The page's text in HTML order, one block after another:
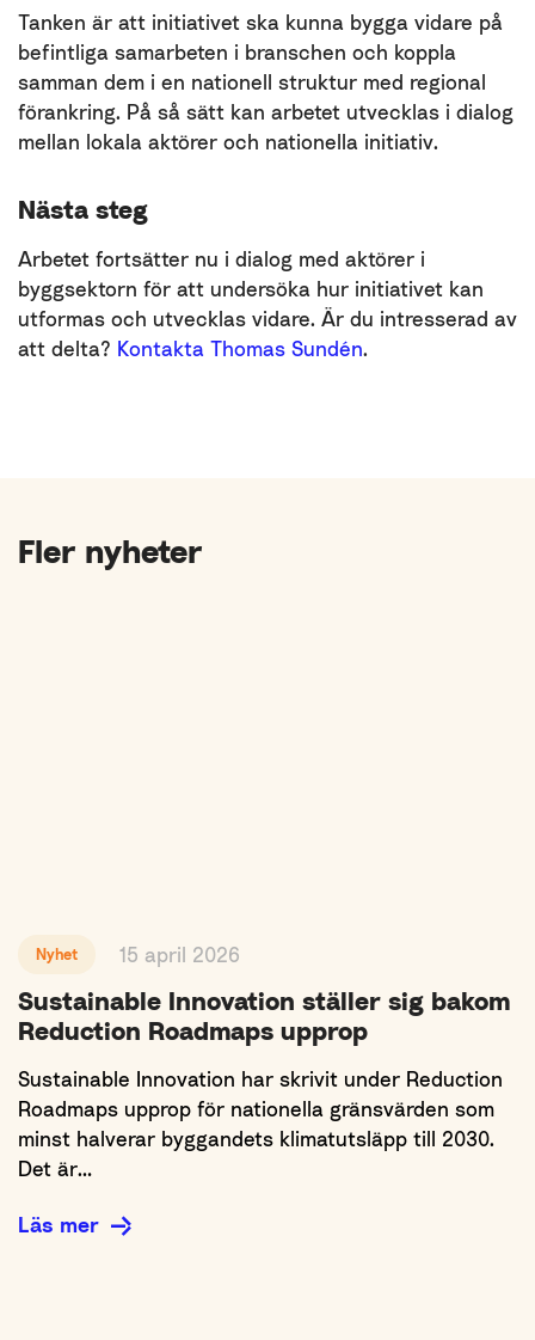
Tanken är att initiativet ska kunna bygga vidare på
befintliga samarbeten i branschen och koppla
samman dem i en nationell struktur med regional
förankring. På så sätt kan arbetet utvecklas i dialog
mellan lokala aktörer och nationella initiativ.
Nästa steg
Arbetet fortsätter nu i dialog med aktörer i
byggsektorn för att undersöka hur initiativet kan
utformas och utvecklas vidare. Är du intresserad av
att delta? Kontakta Thomas Sundén.
Fler nyheter
Nyhet 15 april 2026
Sustainable Innovation ställer sig bakom
Reduction Roadmaps upprop
Sustainable Innovation har skrivit under Reduction
Roadmaps upprop för nationella gränsvärden som
minst halverar byggandets klimatutsläpp till 2030.
Det är…
Läs mer